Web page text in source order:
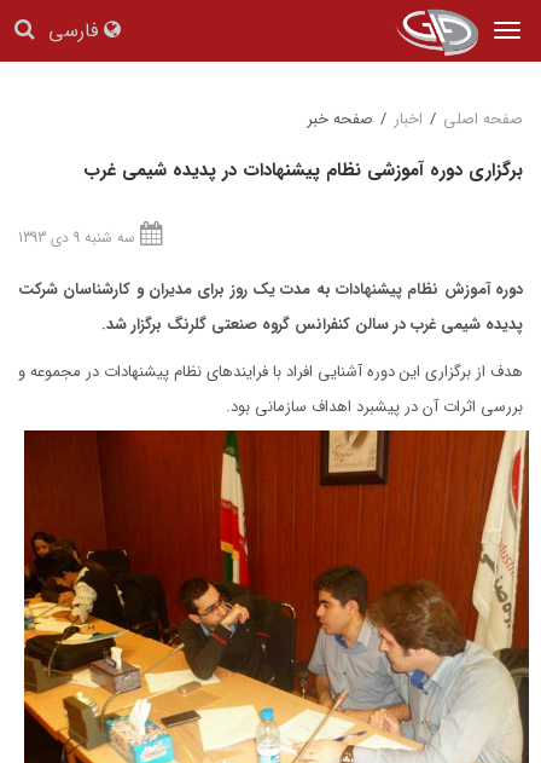
فارسی
صفحه اصلی / اخبار / صفحه خبر
برگزاری دوره آموزشی نظام پیشنهادات در پدیده شیمی غرب
سه شنبه 9 دی 1393
دوره آموزش نظام پیشنهادات به مدت یک روز برای مدیران و کارشناسان شرکت
پدیده شیمی غربدر سالن کنفرانس گروه صنعتی گلرنگ برگزار شد.
هدف از برگزاری این دوره آشنایی افراد با فرایندهای نظام پیشنهادات در مجموعه و
بررسی اثرات آن در پیشبرد اهداف سازمانی بود.